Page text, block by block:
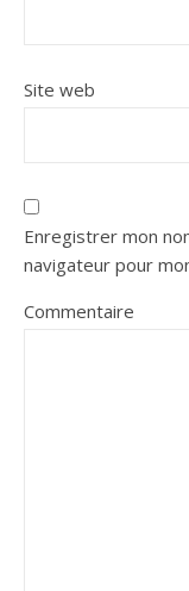
Site web
Enregistrer mon
navigateur pour
Commentaire